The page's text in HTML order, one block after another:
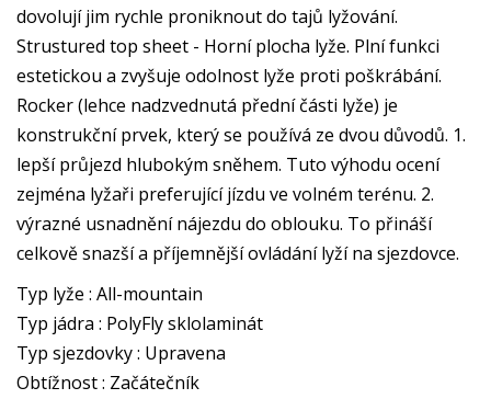
dovolují jim rychle proniknout do tajů lyžování.
Strustured top sheet - Horní plocha lyže. Plní funkci
estetickou a zvyšuje odolnost lyže proti poškrábání.
Rocker (lehce nadzvednutá přední části lyže) je
konstrukční prvek, který se používá ze dvou důvodů. 1.
lepší průjezd hlubokým sněhem. Tuto výhodu ocení
zejména lyžaři preferující jízdu ve volném terénu. 2.
výrazné usnadnění nájezdu do oblouku. To přináší
celkově snazší a příjemnější ovládání lyží na sjezdovce.
Typ lyže : All-mountain
Typ jádra : PolyFly sklolaminát
Typ sjezdovky : Upravena
Obtížnost : Začátečník